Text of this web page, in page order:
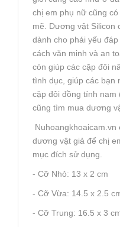
chị em phụ nữ cũng
mẽ. Dương vật Silicon
dành cho phái yếu
cách văn minh và an
còn giúp các cặp đôi
tình dục, giúp các bạn
cặp đôi đồng tính nam
cũng tìm mua dương
dương vật giả để chị
mục đích sử dụng.
- Cỡ Nhỏ: 13 x 2 cm
- Cỡ Vừa: 14.5 x 2.5
- Cỡ Trung: 16.5 x 3